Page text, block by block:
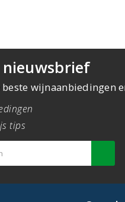
wijnaanbiedingen
tips